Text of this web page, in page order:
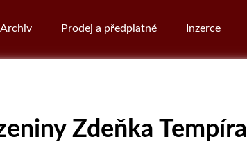
Archiv Prodej a předplatné Inzerce
Zdeňka Tempíra